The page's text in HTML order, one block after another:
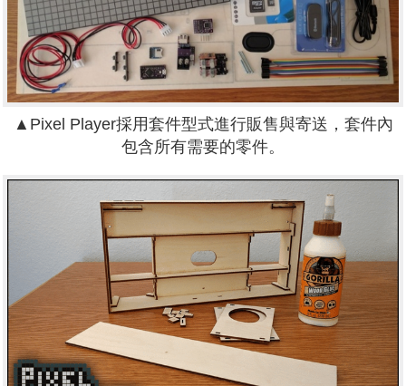
▲Pixel Player採用套件型式進行販售與寄送，套件內
包含所有需要的零件。